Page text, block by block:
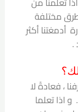
مختلفة
أكثر
.
، فعادةً لا
اذا تعلما